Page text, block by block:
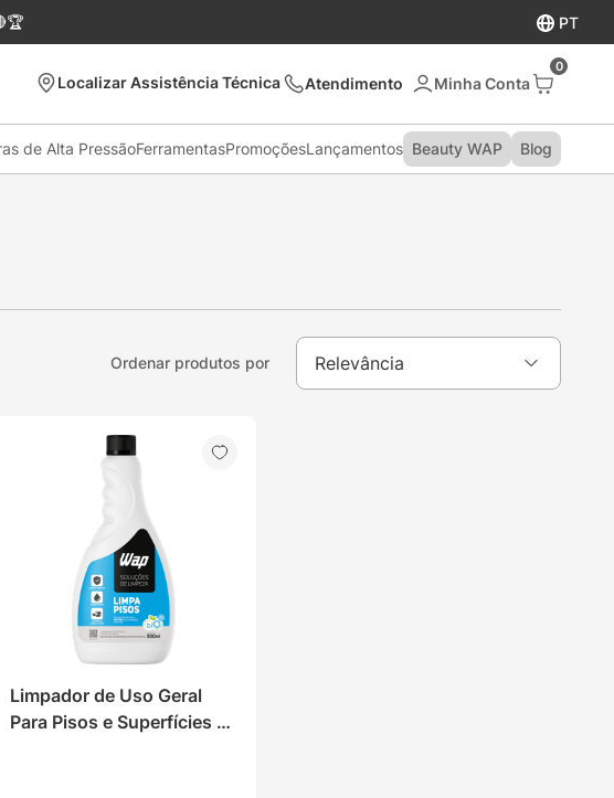
PT
Localizar Assistência Técnica Atendimento
0
de Alta PressãoFerramentasPromoçõesLançamentos Beauty WAP Blog
Relevância
Limpador de Uso Geral
Para Pisos e Superfícies